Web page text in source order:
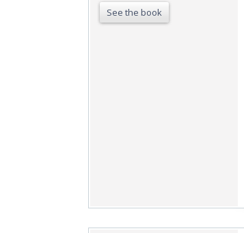
See the book